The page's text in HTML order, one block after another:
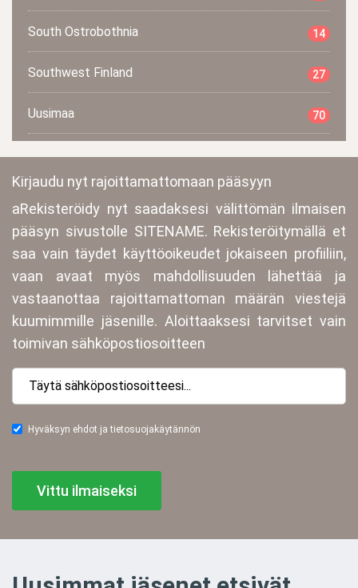
South Ostrobothnia 14
Southwest Finland 27
Uusimaa 70
Kirjaudu nyt rajoittamattomaan pääsyyn
aRekisteröidy nyt saadaksesi välittömän ilmaisen
pääsyn sivustolle SITENAME. Rekisteröitymällä et
saa vain täydet käyttöoikeudet jokaiseen profiiliin,
vaan avaat myös mahdollisuuden lähettää ja
vastaanottaa rajoittamattoman määrän viestejä
kuumimmille jäsenille. Aloittaaksesi tarvitset vain
toimivan sähköpostiosoitteen
Hyväksyn ehdot ja tietosuojakäytännön
Vittu ilmaiseksi